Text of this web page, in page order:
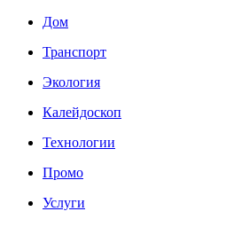
Дом
Транспорт
Экология
Калейдоскоп
Технологии
Промо
Услуги